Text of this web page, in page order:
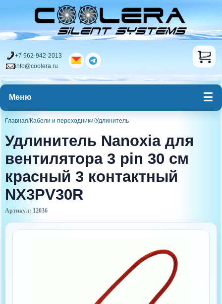
+7 962-942-2013
info@coolera.ru
Меню
Главная/Кабели и переходники/Удлинитель
Удлинитель Nanoxia для
вентилятора 3 pin 30 см
красный 3 контактный
NX3PV30R
Артикул: 12036